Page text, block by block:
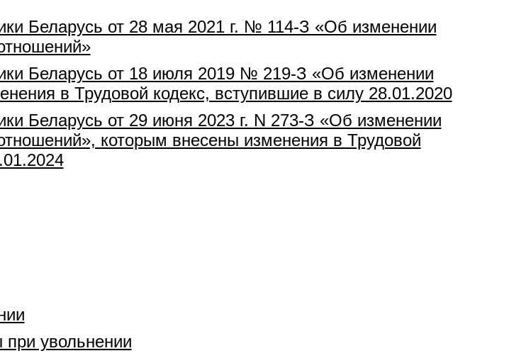
Беларусь от 28 мая 2021 г. № 114-З «Об изменении
Беларусь от 18 июля 2019 № 219-З «Об изменении
в Трудовой кодекс, вступившие в силу 28.01.2020
Беларусь от 29 июня 2023 г. N 273-З «Об изменении
которым внесены изменения в Трудовой
при увольнении